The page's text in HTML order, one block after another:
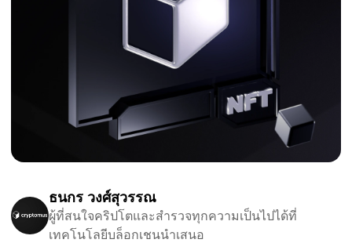
ธนกร วงศ์สุวรรณ
ผู้ที่สนใจคริปโตและสำรวจทุกความเป็นไปได้ที่
เทคโนโลยีบล็อกเชนนำเสนอ